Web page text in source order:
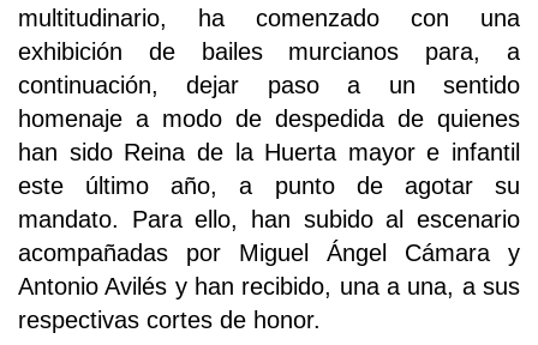
multitudinario, ha comenzado con una
exhibición de bailes murcianos para, a
continuación, dejar paso a un sentido
homenaje a modo de despedida de quienes
han sido Reina de la Huerta mayor e infantil
este último año, a punto de agotar su
mandato. Para ello, han subido al escenario
acompañadas por Miguel Ángel Cámara y
Antonio Avilés y han recibido, una a una, a sus
respectivas cortes de honor.